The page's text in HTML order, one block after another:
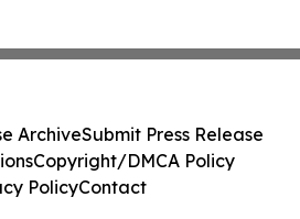
ArchiveSubmit Press Release
Copyright/DMCA Policy
PolicyContact